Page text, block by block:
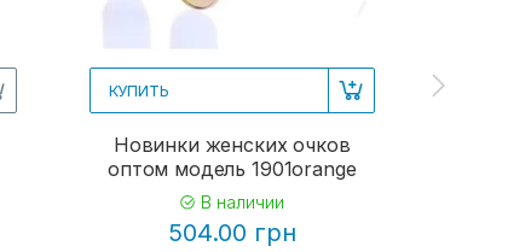
КУПИТЬ
Новинки женских очков
оптом модель 1901orange
В наличии
504.00 грн